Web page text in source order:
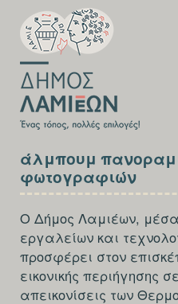
FOOTER-
FIRST
SECTION
FOOTER-
THIRD
άλμπουμ
φωτογραφιών
Ο Δήμος Λαμιέων,
εργαλείων και
προσφέρει στον
εικονικής περιήγησης
απεικονίσεις των